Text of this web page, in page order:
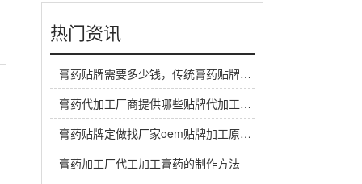
热门资讯
膏药贴牌需要多少钱，传统膏药贴牌厂家一般怎么收费
膏药代加工厂商提供哪些贴牌代加工定制服务？
膏药贴牌定做找厂家oem贴牌加工原料谁来提供？
膏药加工厂代工加工膏药的制作方法